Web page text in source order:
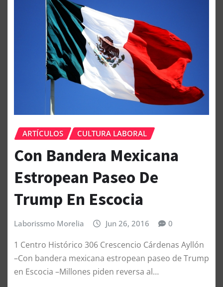
ARTÍCULOS CULTURA LABORAL
Con Bandera Mexicana
Estropean Paseo De
Trump En Escocia
Laborissmo Morelia Jun 26, 2016 0
1 Centro Histórico 306 Crescencio Cárdenas Ayllón
–Con bandera mexicana estropean paseo de Trump
en Escocia –Millones piden reversa al…